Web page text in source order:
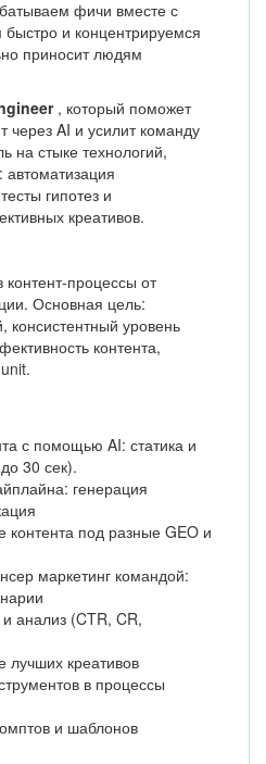
фичи вместе с
и концентрируемся
приносит людям
, который поможет
через AI и усилит команду
на стыке технологий,
гипотез и
креативов.
процессы от
Основная цель:
консистентный уровень
контента,
с помощью AI: статика и
30 сек).
генерация
под разные GEO и
маркетинг командой:
анализ (CTR, CR,
креативов
в процессы
и шаблонов